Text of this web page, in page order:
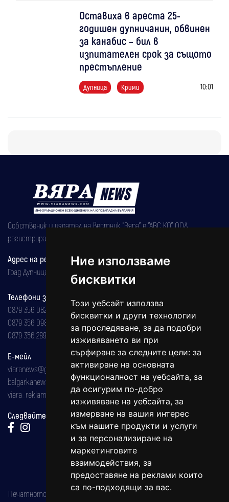
Ние използваме
бисквитки
Този уебсайт използва
бисквитки и други технологии
за проследяване, за да подобри
изживяването ви при
сърфиране за следните цели: за
активиране на основната
функционалност на уебсайта, за
да осигурим по-добро
изживяване на уебсайта, за
измерване на вашия интерес
към нашите продукти и услуги
и за персонализиране на
маркетинговите
взаимодействия, за
предоставяне на реклами които
са по-подходящи за вас.
Оставиха в ареста 25-
годишен дупничанин, обвинен
за канабис – бил в
изпитателен срок за същото
престъпление
Дупница Крими 10:01
Собственик и издател на вестник "Вяра" е "АВС КО" ООД,
регистрирана на 08.05.2002 година.
Адрес на редакцията
Град Дупница, ул.''Христо Ботев" 43
Телефони за реклама и абонаменти
0879 356 082
0879 356 098
0879 356 289
Е-мейл
viaranews@gmail.com
balgarkanews@gmail.com
viara_reklama@mail.bg
Следвайте ни:
Печатното издание на вестника е регистрирано в националния